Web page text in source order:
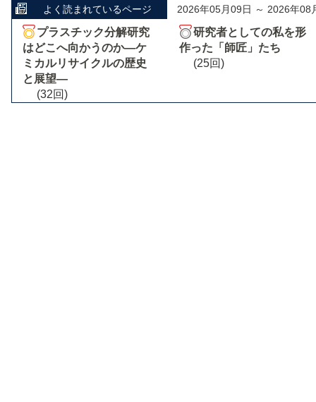
よく読まれているページ 2026年05月09日 ～ 2026年08
プラスチック分解研究
はどこへ向かうのか―ケ
ミカルリサイクルの歴史
と展望―
(32回)
研究者としての私を形
作った「師匠」たち
(25回)